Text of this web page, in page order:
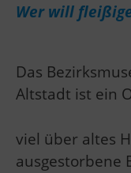
Wer will
Das
Altstadt ist ein
viel über altes
ausgestorbene